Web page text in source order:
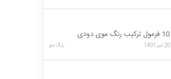
10 فرمول ترکیب رنگ موی دودی
20تیر 1401 رنگ مو